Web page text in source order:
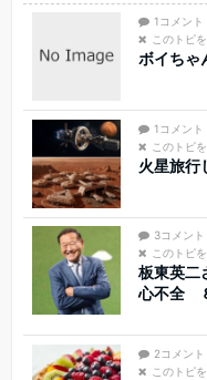
1コメント
このトピ
ボイちゃ
1コメント
このトピ
火星旅行
3コメント
このトピ
板東英
心不全
2コメント
このトピ